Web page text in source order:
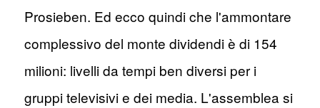
Prosieben. Ed ecco quindi che l'ammontare
complessivo del monte dividendi è di 154
milioni: livelli da tempi ben diversi per i
gruppi televisivi e dei media. L'assemblea si